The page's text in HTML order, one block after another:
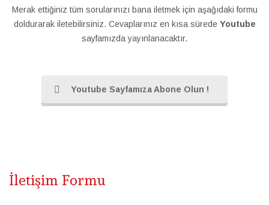
Merak ettiğiniz tüm sorularınızı bana iletmek için aşağıdaki formu
doldurarak iletebilirsiniz. Cevaplarınız en kısa sürede Youtube
sayfamızda yayınlanacaktır.
Youtube Sayfamıza Abone Olun !
İletişim Formu